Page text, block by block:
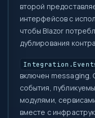
второй
интерфейсов с
чтобы Blazor
дублирования
включен messaging.
события,
модулями,
вместе с